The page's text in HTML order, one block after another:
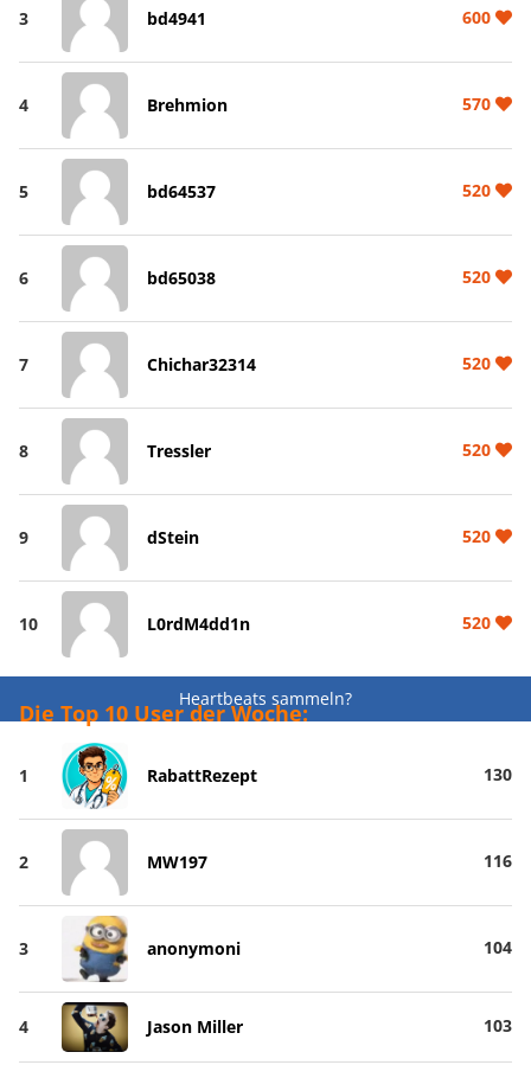
3 bd4941 600
4 Brehmion 570
5 bd64537 520
6 bd65038 520
7 Chichar32314 520
8 Tressler 520
9 dStein 520
10 L0rdM4dd1n 520
Heartbeats sammeln?
Die Top 10 User der Woche:
1 RabattRezept 130
2 MW197 116
3 anonymoni 104
4 Jason Miller 103